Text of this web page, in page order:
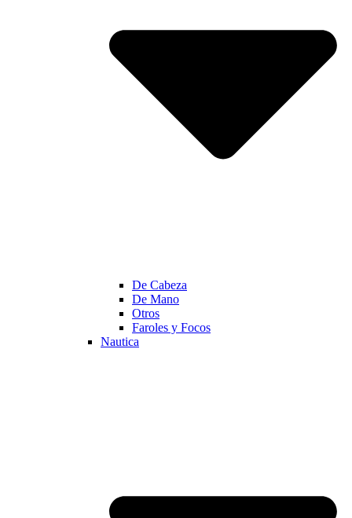
De Cabeza
De Mano
Otros
Faroles y Focos
Nautica